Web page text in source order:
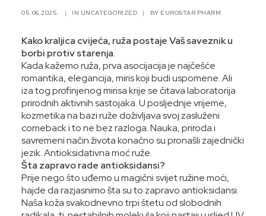
05.06.2025. | IN UNCATEGORIZED | BY EUROSTAR PHARM
Kako kraljica cvijeća, ruža postaje Vaš saveznik u
borbi protiv starenja.
Kada kažemo ruža, prva asocijacija je najčešće
romantika, elegancija, miris koji budi uspomene. Ali
iza tog profinjenog mirisa krije se čitava laboratorija
prirodnih aktivnih sastojaka. U posljednje vrijeme,
kozmetika na bazi ruže doživljava svoj zasluženi
comeback i to ne bez razloga. Nauka, priroda i
savremeni način života konačno su pronašli zajednički
jezik. Antioksidativna moć ruže.
Šta zapravo rade antioksidansi?
Prije nego što uđemo u magični svijet ružine moći,
hajde da razjasnimo šta su to zapravo antioksidansi.
Naša koža svakodnevno trpi štetu od slobodnih